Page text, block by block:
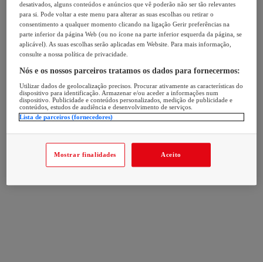
desativados, alguns conteúdos e anúncios que vê poderão não ser tão relevantes
para si. Pode voltar a este menu para alterar as suas escolhas ou retirar o
consentimento a qualquer momento clicando na ligação Gerir preferências na
parte inferior da página Web (ou no ícone na parte inferior esquerda da página, se
aplicável). As suas escolhas serão aplicadas em Website. Para mais informação,
consulte a nossa política de privacidade.
Nós e os nossos parceiros tratamos os dados para fornecermos:
Utilizar dados de geolocalização precisos. Procurar ativamente as características do
dispositivo para identificação. Armazenar e/ou aceder a informações num
dispositivo. Publicidade e conteúdos personalizados, medição de publicidade e
conteúdos, estudos de audiência e desenvolvimento de serviços.
Lista de parceiros (fornecedores)
Mostrar finalidades Aceito